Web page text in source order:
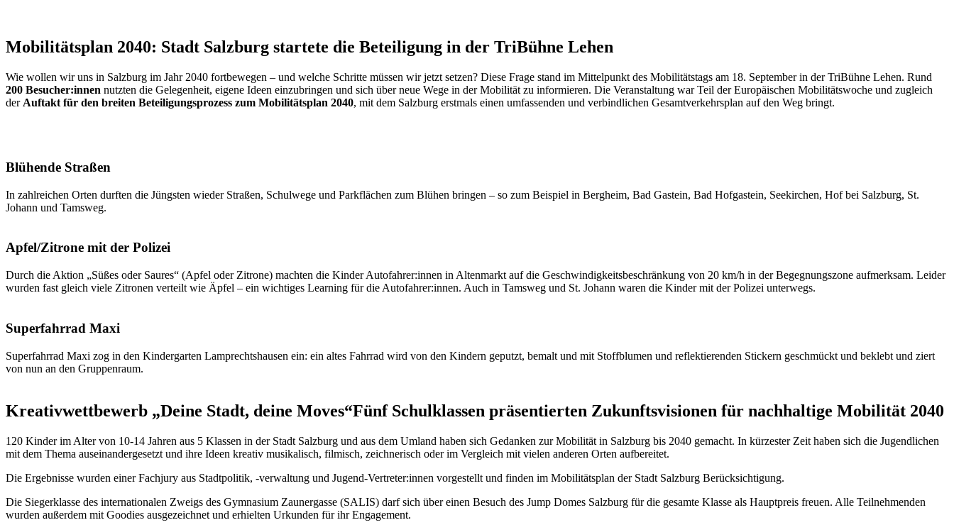
Mobilitätsplan 2040: Stadt Salzburg startete die Beteiligung in der TriBühne Lehen
Wie wollen wir uns in Salzburg im Jahr 2040 fortbewegen – und welche Schritte müssen wir jetzt setzen? Diese Frage stand im Mittelpunkt des Mobilitätstags am 18. September in der TriBühne Lehen. Rund
200 Besucher:innen nutzten die Gelegenheit, eigene Ideen einzubringen und sich über neue Wege in der Mobilität zu informieren. Die Veranstaltung war Teil der Europäischen Mobilitätswoche und zugleich
der Auftakt für den breiten Beteiligungsprozess zum Mobilitätsplan 2040, mit dem Salzburg erstmals einen umfassenden und verbindlichen Gesamtverkehrsplan auf den Weg bringt.
Blühende Straßen
In zahlreichen Orten durften die Jüngsten wieder Straßen, Schulwege und Parkflächen zum Blühen bringen – so zum Beispiel in Bergheim, Bad Gastein, Bad Hofgastein, Seekirchen, Hof bei Salzburg, St.
Johann und Tamsweg.
Apfel/Zitrone mit der Polizei
Durch die Aktion „Süßes oder Saures“ (Apfel oder Zitrone) machten die Kinder Autofahrer:innen in Altenmarkt auf die Geschwindigkeitsbeschränkung von 20 km/h in der Begegnungszone aufmerksam. Leider
wurden fast gleich viele Zitronen verteilt wie Äpfel – ein wichtiges Learning für die Autofahrer:innen. Auch in Tamsweg und St. Johann waren die Kinder mit der Polizei unterwegs.
Superfahrrad Maxi
Superfahrrad Maxi zog in den Kindergarten Lamprechtshausen ein: ein altes Fahrrad wird von den Kindern geputzt, bemalt und mit Stoffblumen und reflektierenden Stickern geschmückt und beklebt und ziert
von nun an den Gruppenraum.
Kreativwettbewerb „Deine Stadt, deine Moves“Fünf Schulklassen präsentierten Zukunftsvisionen für nachhaltige Mobilität 2040
120 Kinder im Alter von 10-14 Jahren aus 5 Klassen in der Stadt Salzburg und aus dem Umland haben sich Gedanken zur Mobilität in Salzburg bis 2040 gemacht. In kürzester Zeit haben sich die Jugendlichen
mit dem Thema auseinandergesetzt und ihre Ideen kreativ musikalisch, filmisch, zeichnerisch oder im Vergleich mit vielen anderen Orten aufbereitet.
Die Ergebnisse wurden einer Fachjury aus Stadtpolitik, -verwaltung und Jugend-Vertreter:innen vorgestellt und finden im Mobilitätsplan der Stadt Salzburg Berücksichtigung.
Die Siegerklasse des internationalen Zweigs des Gymnasium Zaunergasse (SALIS) darf sich über einen Besuch des Jump Domes Salzburg für die gesamte Klasse als Hauptpreis freuen. Alle Teilnehmenden
wurden außerdem mit Goodies ausgezeichnet und erhielten Urkunden für ihr Engagement.